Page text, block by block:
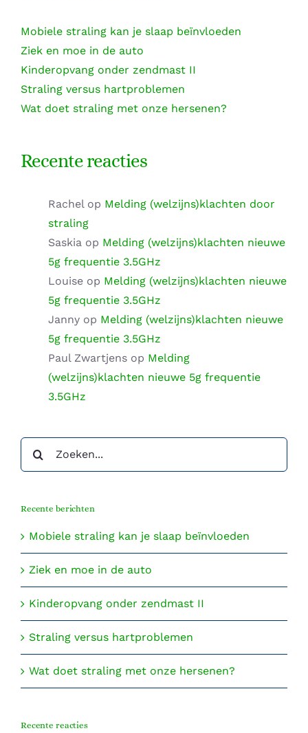
Mobiele straling kan je slaap beïnvloeden
Ziek en moe in de auto
Kinderopvang onder zendmast II
Straling versus hartproblemen
Wat doet straling met onze hersenen?
Recente reacties
Rachelop Melding (welzijns)klachten door
straling
Saskia op Melding (welzijns)klachten nieuwe
5g frequentie 3.5GHz
Louise op Melding (welzijns)klachten nieuwe
5g frequentie 3.5GHz
Janny op Melding (welzijns)klachten nieuwe
5g frequentie 3.5GHz
Paul Zwartjens op Melding
(welzijns)klachten nieuwe 5g frequentie
3.5GHz
naar:
Recente berichten
Mobiele straling kan je slaap beïnvloeden
Ziek en moe in de auto
Kinderopvang onder zendmast II
Straling versus hartproblemen
Wat doet straling met onze hersenen?
Recente reacties